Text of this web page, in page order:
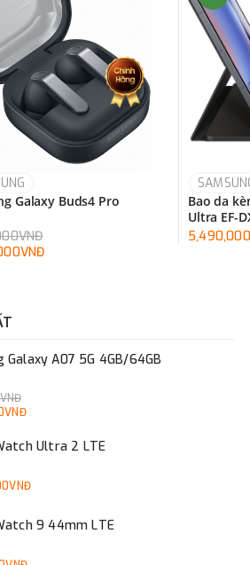
đa dạng. Cá nhân hóa điện thoại độc
Galaxy Buds4 Pro
Bao da
Ultra EF-
Galaxy A07 5G 4GB/64GB
Ultra 2 LTE
9 44mm LTE